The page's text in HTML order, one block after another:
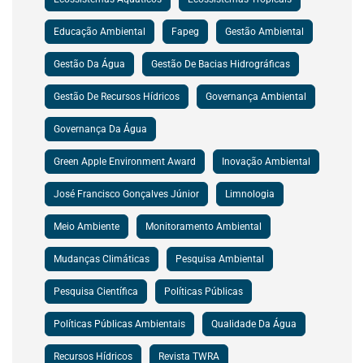
Educação Ambiental Fapeg Gestão Ambiental
Gestão Da Água Gestão De Bacias Hidrográficas
Gestão De Recursos Hídricos Governança Ambiental
Governança Da Água
Green Apple Environment Award Inovação Ambiental
José Francisco Gonçalves Júnior Limnologia
Meio Ambiente Monitoramento Ambiental
Mudanças Climáticas Pesquisa Ambiental
Pesquisa Científica Políticas Públicas
Políticas Públicas Ambientais Qualidade Da Água
Recursos Hídricos Revista TWRA